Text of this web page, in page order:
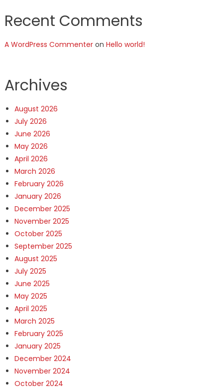
Recent Comments
A WordPress Commenteron Hello world!
Archives
August 2026
July 2026
June 2026
May 2026
April 2026
March 2026
February 2026
January 2026
December 2025
November 2025
October 2025
September 2025
August 2025
July 2025
June 2025
May 2025
April 2025
March 2025
February 2025
January 2025
December 2024
November 2024
October 2024